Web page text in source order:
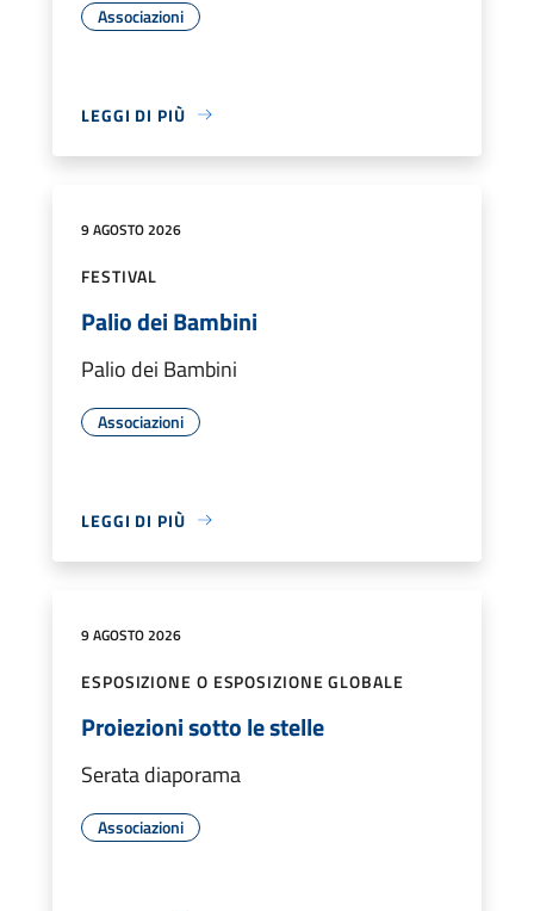
Associazioni
LEGGI DI PIÙ
9 AGOSTO 2026
FESTIVAL
Palio dei Bambini
Palio dei Bambini
Associazioni
LEGGI DI PIÙ
9 AGOSTO 2026
ESPOSIZIONE O ESPOSIZIONE GLOBALE
Proiezioni sotto le stelle
Serata diaporama
Associazioni